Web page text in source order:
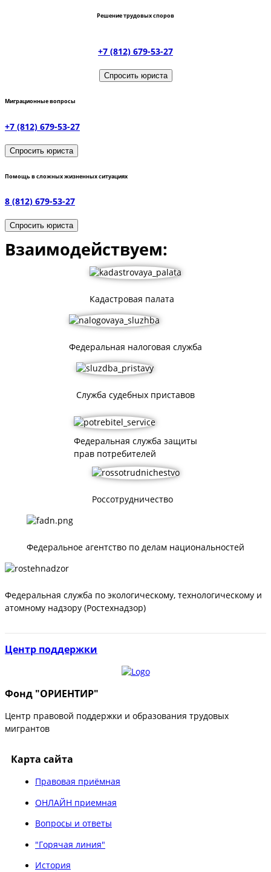
Решение трудовых споров
+7 (812) 679-53-27
Спросить юриста
Миграционные вопросы
+7 (812) 679-53-27
Спросить юриста
Помощь в сложных жизненных ситуациях
8 (812) 679-53-27
Спросить юриста
Взаимодействуем:
Кадастровая палата
Федеральная налоговая служба
Служба судебных приставов
Федеральная служба защиты
прав потребителей
Россотрудничество
Федеральное агентство по делам национальностей
Федеральная служба по экологическому, технологическому и
атомному надзору (Ростехнадзор)
Центр поддержки
Фонд "ОРИЕНТИР"
Центр правовой поддержки и образования трудовых
мигрантов
Карта сайта
Правовая приёмная
ОНЛАЙН приемная
Вопросы и ответы
"Горячая линия"
История